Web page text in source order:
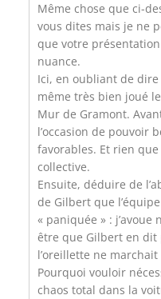
Même chose que ci-
vous dites mais je ne
que votre
nuance.
Ici, en oubliant de dire
même très bien joué
Mur de Gramont.
l’occasion de pouvoir
favorables. Et rien
collective.
Ensuite, déduire de
de Gilbert que
« paniquée » : j’avoue
être que Gilbert en dit
l’oreillette ne
Pourquoi vouloir
chaos total dans la